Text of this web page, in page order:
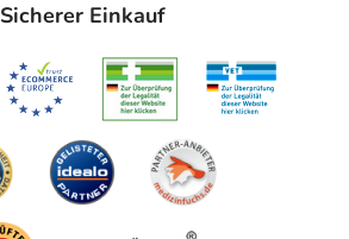
Sicherer Einkauf